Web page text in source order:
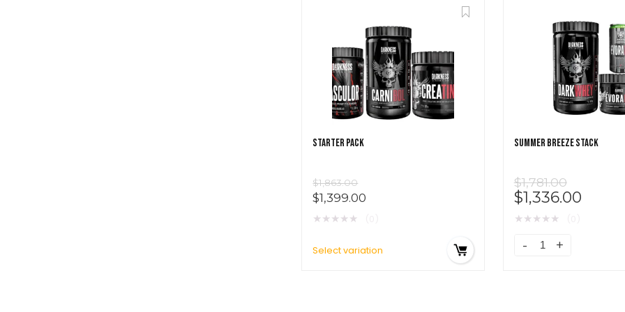
STARTER PACK
$1,863.00
$1,399.00
★★★★★
Select variation
SUMMER BREEZE STACK
$1,781.00
$1,336.00
★★★★★